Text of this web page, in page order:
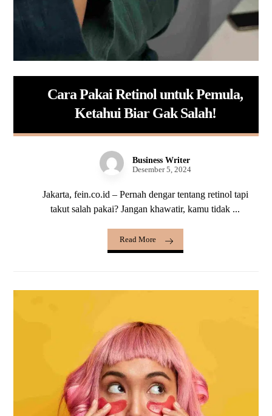
Cara Pakai Retinol untuk Pemula,
Ketahui Biar Gak Salah!
Business Writer
Desember 5, 2024
Jakarta, fein.co.id – Pernah dengar tentang retinol tapi
takut salah pakai? Jangan khawatir, kamu tidak ...
Read More